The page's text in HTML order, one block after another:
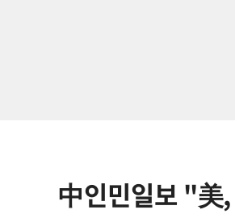
中인민일보 "美